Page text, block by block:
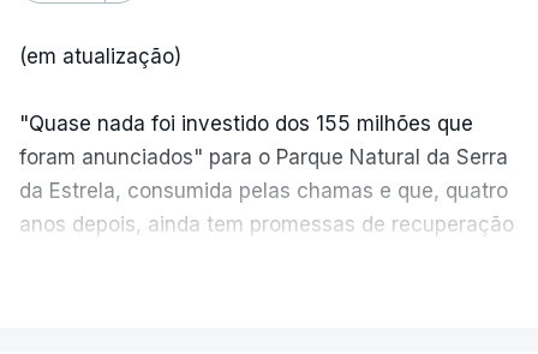
(em atualização)
"Quase nada foi investido dos 155 milhões que
foram anunciados" para o Parque Natural da Serra
da Estrela, consumida pelas chamas e que, quatro
anos depois, ainda tem promessas de recuperação